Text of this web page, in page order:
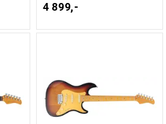
4 899,-